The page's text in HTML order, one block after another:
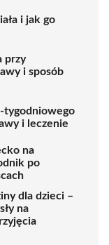
i jak go
przy
i sposób
tygodniowego
i leczenie
na
po
dla dzieci –
na